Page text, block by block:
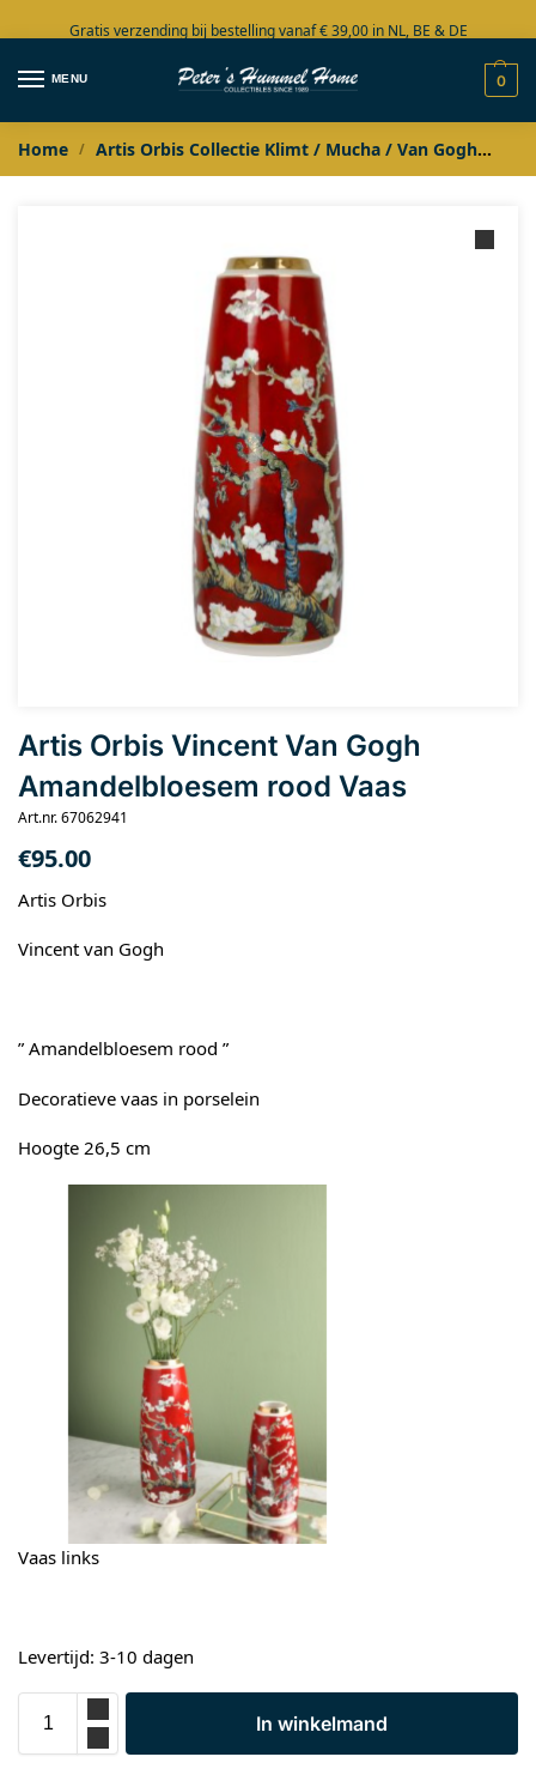
Gratis verzending bij bestelling vanaf € 39,00 in NL, BE & DE
Grote collectie in voorraad
MENU 0
Home / Artis Orbis Collectie Klimt / Mucha / Van Gogh
Artis Orbis Vincent Van Gogh
Amandelbloesem rood Vaas
Art.nr. 67062941
€95.00
Artis Orbis
Vincent van Gogh
” Amandelbloesem rood ”
Decoratieve vaas in porselein
Hoogte 26,5 cm
Vaas links
Levertijd: 3-10 dagen
In winkelmand